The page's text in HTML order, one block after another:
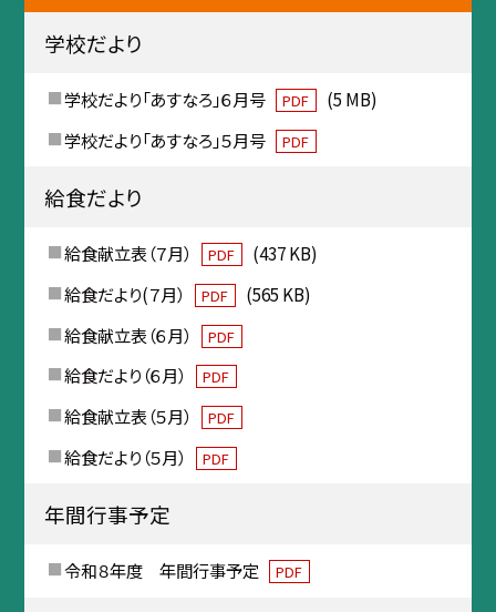
学校だより
学校だより「あすなろ」６月号 PDF
(5 MB)
学校だより「あすなろ」５月号
PDF
給食だより
給食献立表（７月） PDF
(437 KB)
給食だより(７月）
PDF
(565 KB)
給食献立表（６月）
PDF
給食だより（６月） PDF
給食献立表（５月） PDF
給食だより（５月） PDF
年間行事予定
令和８年度 年間行事予定 PDF